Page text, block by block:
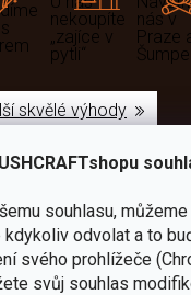
souhlasu,
kdykoliv odvolat a to
svého prohlížeče
svůj souhlas
nekoupíte
„zajíce v
pytli“
nás v
Praze
skvělé výhody